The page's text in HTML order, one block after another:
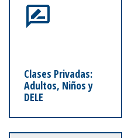
Clases Privadas:
Adultos, Niños y
DELE